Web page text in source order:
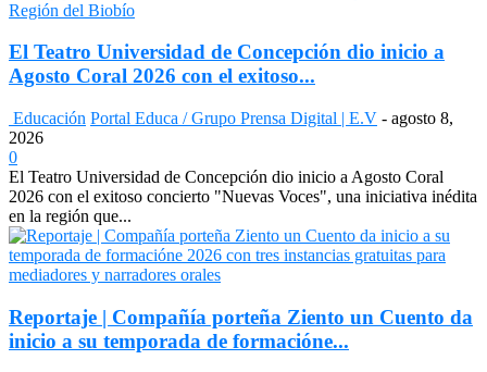
El Teatro Universidad de Concepción dio inicio a
Agosto Coral 2026 con el exitoso...
Educación Portal Educa / Grupo Prensa Digital | E.V - agosto 8,
2026
0
El Teatro Universidad de Concepción dio inicio a Agosto Coral
2026 con el exitoso concierto "Nuevas Voces", una iniciativa inédita
en la región que...
Reportaje | Compañía porteña Ziento un Cuento da
inicio a su temporada de formacióne...